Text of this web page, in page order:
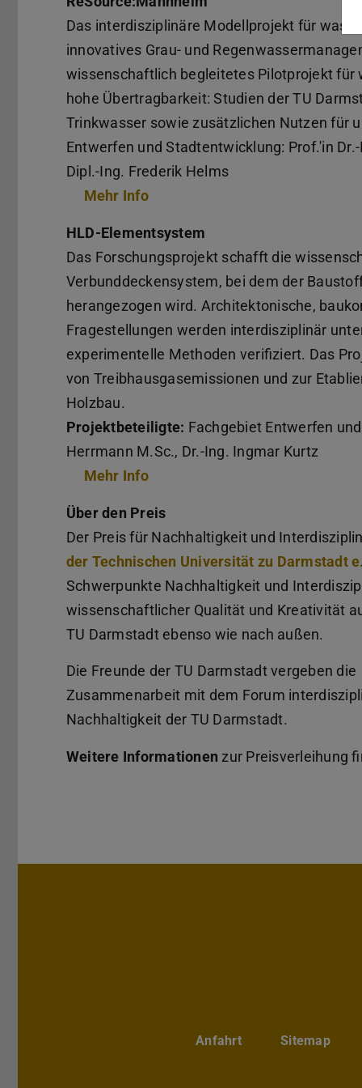
Das interdisziplinäre Modellprojekt für
innovatives Grau- und
wissenschaftlich begleitetes Pilotprojekt
hohe Übertragbarkeit: Studien der TU
Trinkwasser sowie zusätzlichen Nutzen für
Entwerfen und Stadtentwicklung: Prof.'in
Dipl.-Ing. Frederik Helms
Mehr Info
HLD-Elementsystem
Das Forschungsprojekt schafft die
Verbunddeckensystem, bei dem der
herangezogen wird. Architektonische,
Fragestellungen werden interdisziplinär
experimentelle Methoden verifiziert. Das
von Treibhausgasemissionen und zur
Holzbau.
Projektbeteiligte: Fachgebiet Entwerfen
Herrmann M.Sc., Dr.-Ing. Ingmar Kurtz
Mehr Info
Über den Preis
Der Preis für Nachhaltigkeit und
der Technischen Universität zu Darmstadt
Schwerpunkte Nachhaltigkeit und
wissenschaftlicher Qualität und Kreativität
TU Darmstadt ebenso wie nach außen.
Die Freunde der TU Darmstadt vergeben die
Zusammenarbeit mit dem Forum
Nachhaltigkeit der TU Darmstadt.
Weitere Informationen zur Preisverleihung
Anfahrt Sitemap